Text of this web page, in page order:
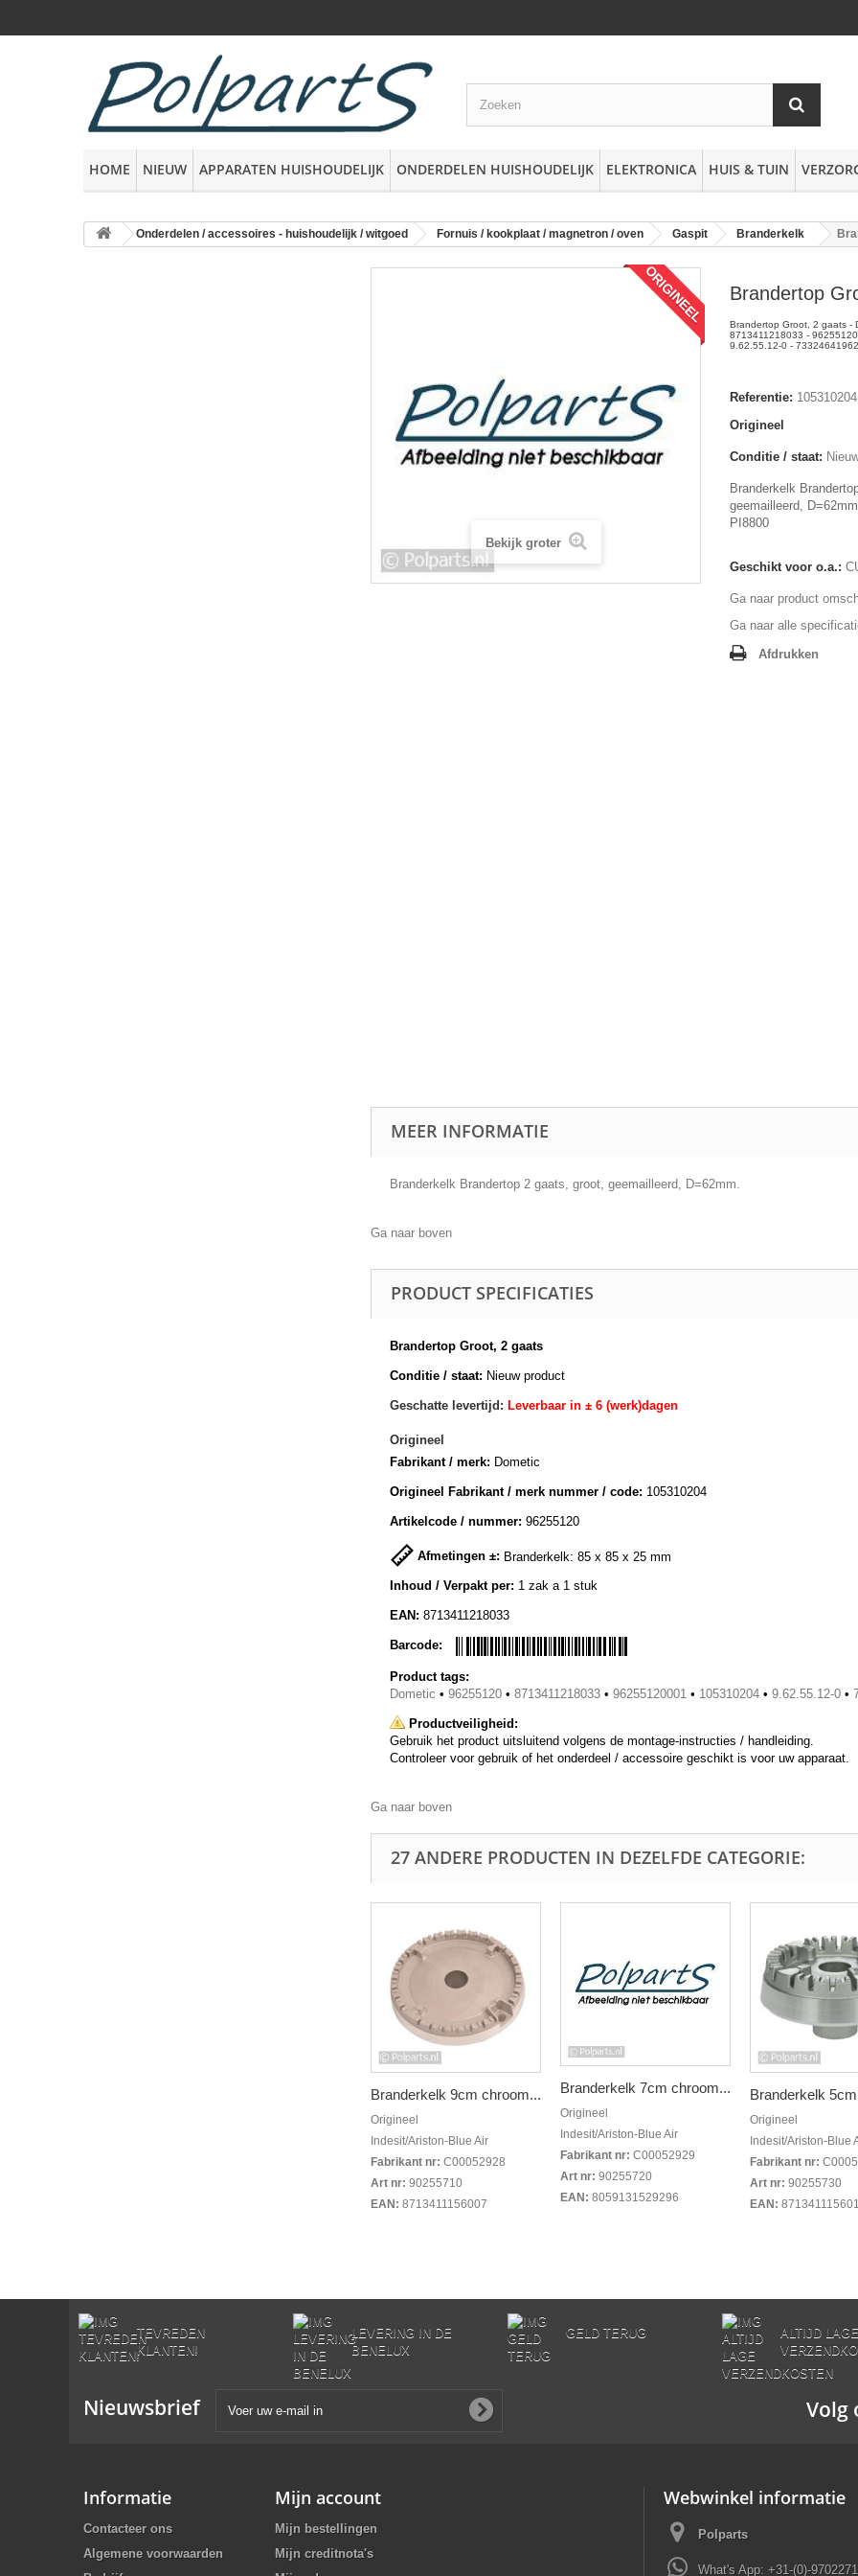
HOME NIEUW APPARATEN HUISHOUDELIJK ONDERDELEN HUISHOUDELIJK ELEKTRONICA HUIS & TUIN
Onderdelen / accessoires - huishoudelijk / witgoed Fornuis / kookplaat / magnetron / oven Gaspit Branderkelk
ORIGINEEL
Bekijk groter
Brandertop
Brandertop Groot, 2 gaats -
8713411218033 -
9.62.55.12-0 -
Referentie: 105310204
Origineel
Conditie / staat:
Branderkelk
geemailleerd,
PI8800
Geschikt voor o.a.:
Ga naar product
Ga naar alle
Afdrukken
MEER INFORMATIE
Branderkelk Brandertop 2 gaats, groot, geemailleerd, D=62mm.
Ga naar boven
PRODUCT SPECIFICATIES
Brandertop Groot, 2 gaats
Conditie / staat: Nieuw product
Geschatte levertijd: Leverbaar in ± 6 (werk)dagen
Origineel
Fabrikant / merk: Dometic
Origineel Fabrikant / merk nummer / code: 105310204
Artikelcode / nummer: 96255120
Afmetingen ±: Branderkelk: 85 x 85 x 25 mm
Inhoud / Verpakt per: 1 zak a 1 stuk
EAN: 8713411218033
Barcode:
Product tags:
Dometic • 96255120 • 8713411218033 • 96255120001 • 105310204 • 9.62.55.12-0 •
Productveiligheid:
Gebruik het product uitsluitend volgens de montage-instructies / handleiding.
Controleer voor gebruik of het onderdeel / accessoire geschikt is voor uw apparaat.
Ga naar boven
27 ANDERE PRODUCTEN IN DEZELFDE CATEGORIE:
Branderkelk 9cm chroom...
Origineel
Indesit/Ariston-Blue Air
Fabrikant nr: C00052928
Art nr: 90255710
EAN: 8713411156007
Branderkelk 7cm chroom...
Origineel
Indesit/Ariston-Blue Air
Fabrikant nr: C00052929
Art nr: 90255720
EAN: 8059131529296
Branderkelk
Origineel
Indesit/Ariston-Blue
Fabrikant nr:
Art nr: 90255730
EAN:
TEVREDEN
KLANTEN!
LEVERING IN DE
BENELUX
GELD TERUG
ALTIJD LAGE
Nieuwsbrief Volg
Informatie
Contacteer ons
Algemene voorwaarden
Mijn account
Mijn bestellingen
Mijn creditnota's
Webwinkel informatie
Polparts
What's App: +31-(0)-